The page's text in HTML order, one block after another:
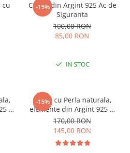
cu
-15%
Cercei din Argint 925 Ac de
Siguranta
100,00 RON
85,00 RON
IN STOC
si
-15%
Colier cu Perla naturala,
elemente din Argint 925 si
margele Miyuki, verde/kiwi
170,00 RON
145,00 RON